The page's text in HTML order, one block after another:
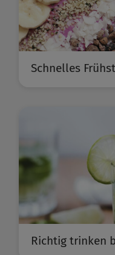
Schnelles
Richtig trinken